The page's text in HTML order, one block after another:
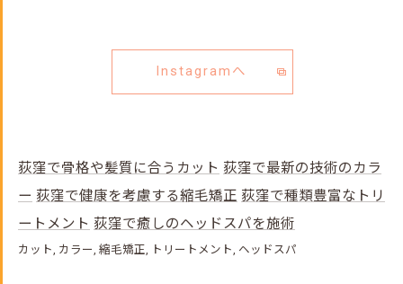
Instagramへ
荻窪で骨格や髪質に合うカット 荻窪で最新の技術のカラ
ー 荻窪で健康を考慮する縮毛矯正 荻窪で種類豊富なトリ
ートメント 荻窪で癒しのヘッドスパを施術
カット カラー 縮毛矯正 トリートメント ヘッドスパ